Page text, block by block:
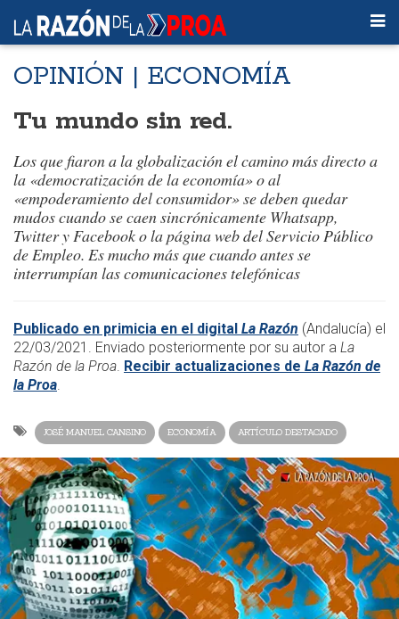
OPINIÓN | ECONOMÍA
Tu mundo sin red.
Los que fiaron a la globalización el camino más directo a
la «democratización de la economía» o al
«empoderamiento del consumidor» se deben quedar
mudos cuando se caen sincrónicamente Whatsapp,
TwitteryFacebooko la página web del Servicio Público
de Empleo. Es mucho más que cuando antes se
interrumpían las comunicaciones telefónicas
Publicado en primicia en el digital La Razón (Andalucía) el
22/03/2021. Enviado posteriormente por su autor a La
Razón de la Proa. Recibir actualizaciones de La Razón de
la Proa.
JOSÉ MANUEL CANSINO ECONOMÍA ARTÍCULO DESTACADO